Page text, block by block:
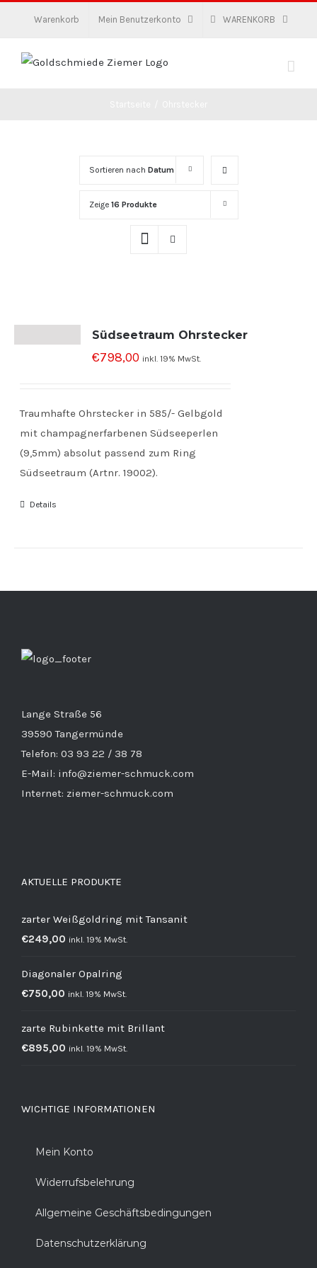
Warenkorb Mein Benutzerkonto WARENKORB
Sortieren nach Datum
Zeige 16 Produkte
Südseetraum Ohrstecker
€798,00 inkl. 19% MwSt.
Traumhafte Ohrstecker in 585/- Gelbgold
mit champagnerfarbenen Südseeperlen
(9,5mm) absolut passend zum Ring
Südseetraum (Artnr. 19002).
Details
Lange Straße 56
39590 Tangermünde
Telefon: 03 93 22 / 38 78
E-Mail: info@ziemer-schmuck.com
Internet: ziemer-schmuck.com
AKTUELLE PRODUKTE
zarter Weißgoldring mit Tansanit
€249,00 inkl. 19% MwSt.
Diagonaler Opalring
€750,00 inkl. 19% MwSt.
zarte Rubinkette mit Brillant
€895,00 inkl. 19% MwSt.
WICHTIGE INFORMATIONEN
Mein Konto
Widerrufsbelehrung
Allgemeine Geschäftsbedingungen
Datenschutzerklärung